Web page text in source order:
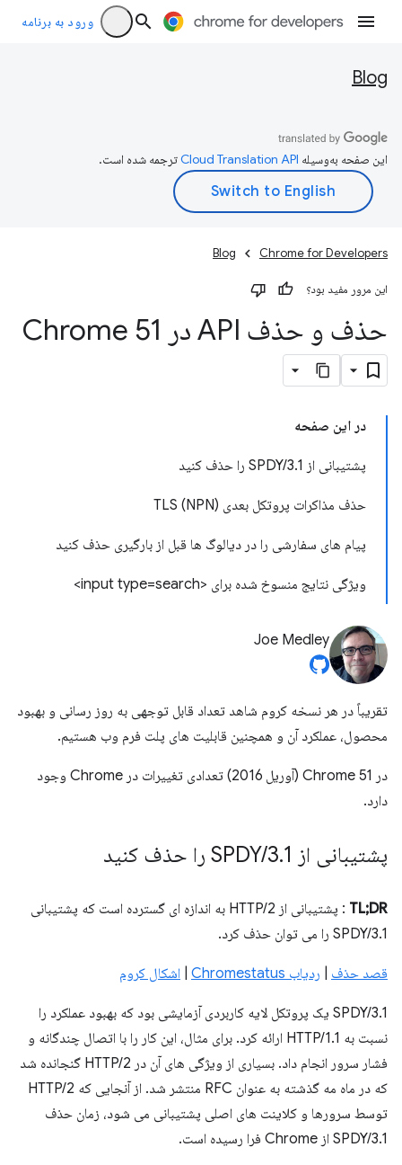
ورود به برنامه
Blog
این صفحه به‌وسیله ترجمه شده است.
Chrome for Developers
Blog
این مرور مفید بود؟
حذف و حذف API در Chrome 51
در این صفحه
پشتیبانی از SPDY/3.1 را حذف کنید
حذف مذاکرات پروتکل بعدی TLS (NPN)
پیام های سفارشی را در دیالوگ ها قبل از بارگیری حذف کنید
ویژگی نتایج منسوخ شده برای <input type=search>
Joe Medley
تقریباً در هر نسخه کروم شاهد تعداد قابل توجهی به روز رسانی و بهبود
محصول، عملکرد آن و همچنین قابلیت های پلت فرم وب هستیم.
در Chrome 51 (آوریل 2016) تعدادی تغییرات در Chrome وجود
دارد.
پشتیبانی از SPDY /3.1 را حذف کنید
TL;DR
: پشتیبانی از HTTP/2 به اندازه ای گسترده است که پشتیبانی
SPDY/3.1 را می توان حذف کرد.
قصد حذف ردیاب Chromestatus اشکال کروم
SPDY/3.1 یک پروتکل لایه کاربردی آزمایشی بود که بهبود عملکرد را
نسبت به HTTP/1.1 ارائه کرد. برای مثال، این کار را با اتصال چندگانه و
فشار سرور انجام داد. بسیاری از ویژگی های آن در HTTP/2 گنجانده شد
که در ماه مه گذشته به عنوان RFC منتشر شد. از آنجایی که HTTP/2
توسط سرورها و کلاینت های اصلی پشتیبانی می شود، زمان حذف
SPDY/3.1 از Chrome فرا رسیده است.